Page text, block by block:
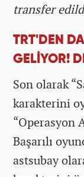
transfer
TRT'DEN
GELİYOR!
Son olarak
karakterini
“Operasyon
Başarılı
astsubay